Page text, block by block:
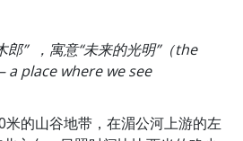
郎”
，寓意“未来的光明”（the
place where we see
的山谷地带，在湄公河上游的左